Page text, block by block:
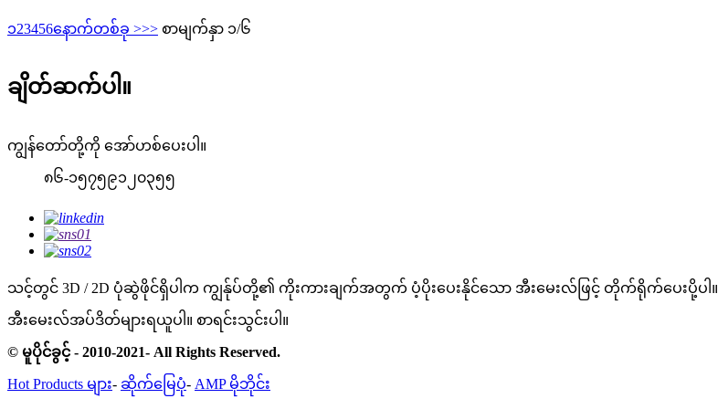
၁23456နောက်တစ်ခု >>> စာမျက်နှာ ၁/၆
ချိတ်ဆက်ပါ။
ကျွန်တော်တို့ကို အော်ဟစ်ပေးပါ။
၈၆-၁၅၇၅၉၁၂၀၃၅၅
သင့်တွင် 3D / 2D ပုံဆွဲဖိုင်ရှိပါက ကျွန်ုပ်တို့၏ ကိုးကားချက်အတွက် ပံ့ပိုးပေးနိုင်သော အီးမေးလ်ဖြင့် တိုက်ရိုက်ပေးပို့ပါ။
အီးမေးလ်အပ်ဒိတ်များရယူပါ။ စာရင်းသွင်းပါ။
© မူပိုင်ခွင့် - 2010-2021- All Rights Reserved.
Hot Products များ- ဆိုက်မြေပုံ- AMP မိုဘိုင်း